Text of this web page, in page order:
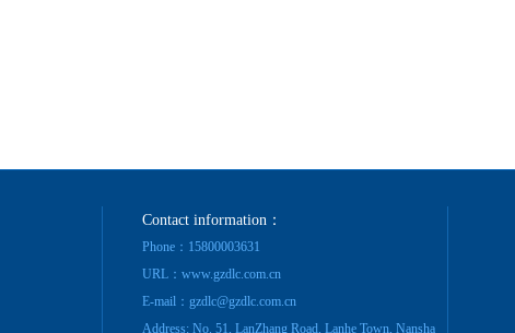
Contact information：
Phone：15800003631
URL：www.gzdlc.com.cn
E-mail：gzdlc@gzdlc.com.cn
Address: No. 51, LanZhang Road, Lanhe Town, Nansha